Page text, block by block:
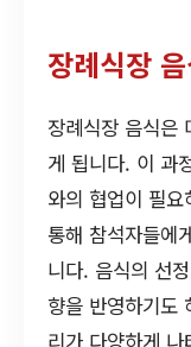
장례식장
장례식장 음식은
게 됩니다. 이 과
와의 협업이 필요
통해 참석자들에
니다. 음식의 선
향을 반영하기도
리가 다양하게